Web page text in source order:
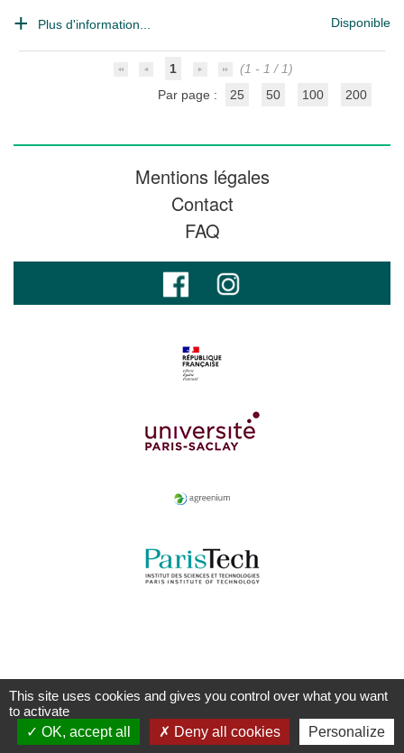
Plus d'information... Disponible
1
(1 - 1 / 1)
Par page :
25 50 100 200
Mentions légales
Contact
FAQ
This site uses cookies and gives you control over what you want
to activate
OK, accept all
Deny all cookies Personalize